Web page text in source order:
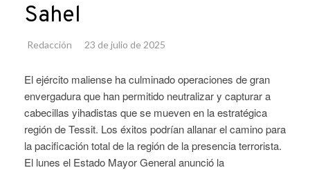
Sahel
Redacción 23 de julio de 2025
El ejército maliense ha culminado operaciones de gran
envergadura que han permitido neutralizar y capturar a
cabecillas yihadistas que se mueven en la estratégica
región de Tessit. Los éxitos podrían allanar el camino para
la pacificación total de la región de la presencia terrorista.
El lunes el Estado Mayor General anunció la